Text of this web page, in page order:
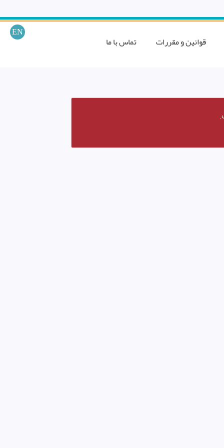
EN
قوانین و مقررات تماس با ما